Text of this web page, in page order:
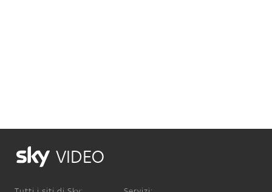
VIDEO